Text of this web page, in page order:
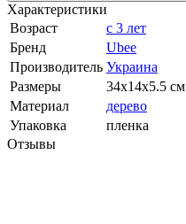
Характеристики
Возраст
с 3 лет
Бренд
Ubee
Производитель Украина
Размеры
34х14х5.5 см
Материал
дерево
Упаковка
пленка
Отзывы